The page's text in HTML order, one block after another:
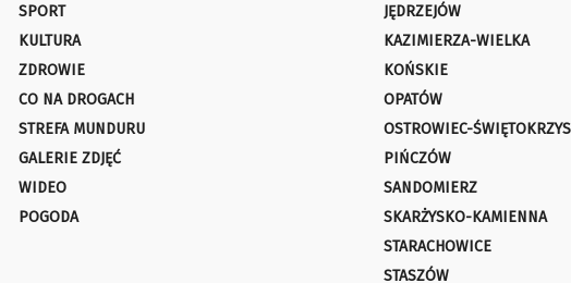
SPORT
KULTURA
ZDROWIE
CO NA DROGACH
STREFA MUNDURU
GALERIE ZDJĘĆ
WIDEO
POGODA
JĘDRZEJÓW
KAZIMIERZA-WIELKA
KOŃSKIE
OPATÓW
OSTROWIEC-
PIŃCZÓW
SANDOMIERZ
SKARŻYSKO-KAMIENNA
STARACHOWICE
STASZÓW